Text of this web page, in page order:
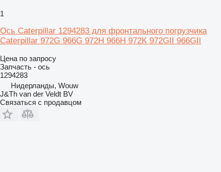
1
Ось Caterpillar 1294283 для фронтального погрузчика
Caterpillar 972G 966G 972H 966H 972K 972GII 966GII
Цена по запросу
Запчасть - ось
1294283
Нидерланды, Wouw
J&Th van der Veldt BV
Связаться с продавцом